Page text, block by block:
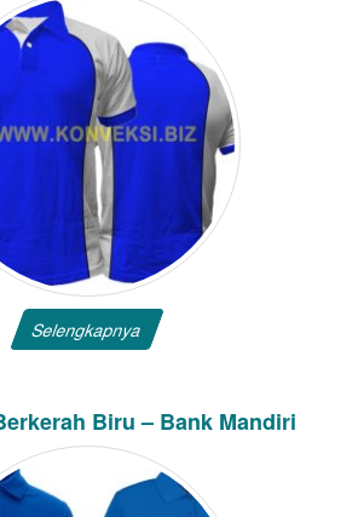
Selengkapnya
Biru – Bank Mandiri